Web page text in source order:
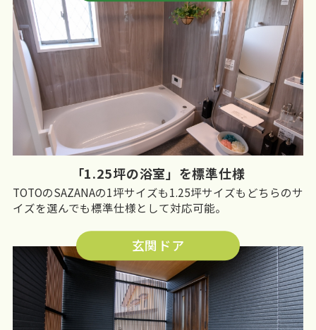
「1.25坪の浴室」を標準仕様
TOTOのSAZANAの1坪サイズも1.25坪サイズもどちらのサ
イズを選んでも標準仕様として対応可能。
玄関ドア